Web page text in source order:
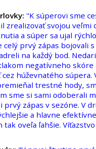
"K súperovi sme
zrealizovať svojou veľmi
a súper sa ujal
celý prvý zápas bojovali
na každý bod.
negatívneho
húževnatého súpera.
trestné hody,
sme si sami odoberali
zápas v sezóne. V
a hlavne
oveľa ľahšie.